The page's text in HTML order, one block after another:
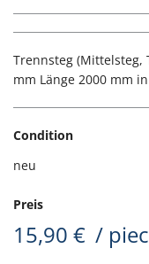
Trennsteg (Mittelsteg,
mm Länge 2000 mm
Condition
neu
Preis
15,90 € /